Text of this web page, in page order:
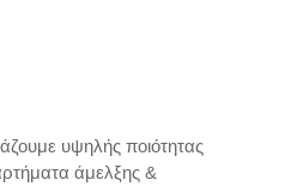
υψηλής ποιότητας
άμελξης &